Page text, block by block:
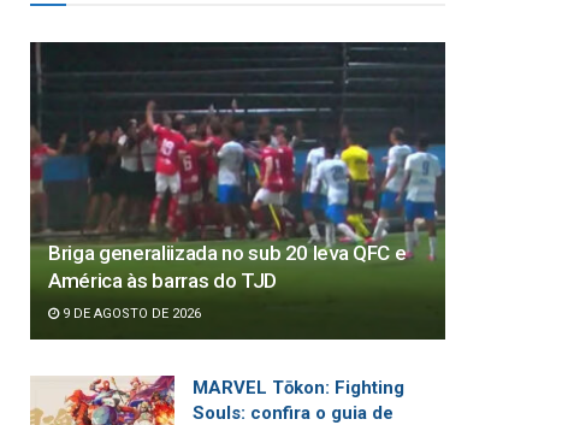
Briga generaliizada no sub 20 leva QFC e
América às barras do TJD
9 DE AGOSTO DE 2026
MARVEL Tōkon: Fighting
Souls: confira o guia de